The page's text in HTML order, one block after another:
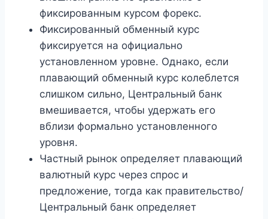
фиксированным курсом форекс.
Фиксированный обменный курс
фиксируется на официально
установленном уровне. Однако, если
плавающий обменный курс колеблется
слишком сильно, Центральный банк
вмешивается, чтобы удержать его
вблизи формально установленного
уровня.
Частный рынок определяет плавающий
валютный курс через спрос и
предложение, тогда как правительство/
Центральный банк определяет